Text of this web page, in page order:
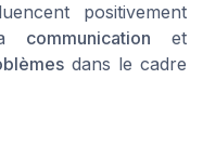
positivement
communication et
dans le cadre